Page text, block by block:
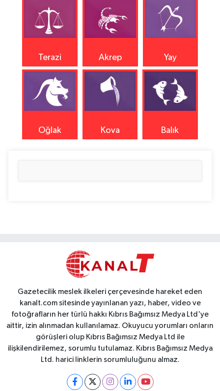
Terazi Akrep Yay
Oğlak Kova Balık
Gazetecilik meslek ilkeleri çerçevesinde hareket eden
kanalt.com sitesinde yayınlanan yazı, haber, video ve
fotoğrafların her türlü hakkı Kıbrıs Bağımsız Medya Ltd'ye
aittir, izin alınmadan kullanılamaz. Okuyucu yorumları onların
görüşleri olup Kıbrıs Bağımsız Medya Ltd ile
ilişkilendirilemez, sorumlu tutulamaz. Kıbrıs Bağımsız Medya
Ltd. harici linklerin sorumluluğunu almaz.